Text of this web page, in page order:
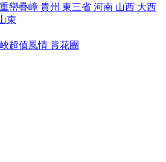
重巒疊嶂 貴州 東三省 河南 山西 大西
東
超值風情 賞花團